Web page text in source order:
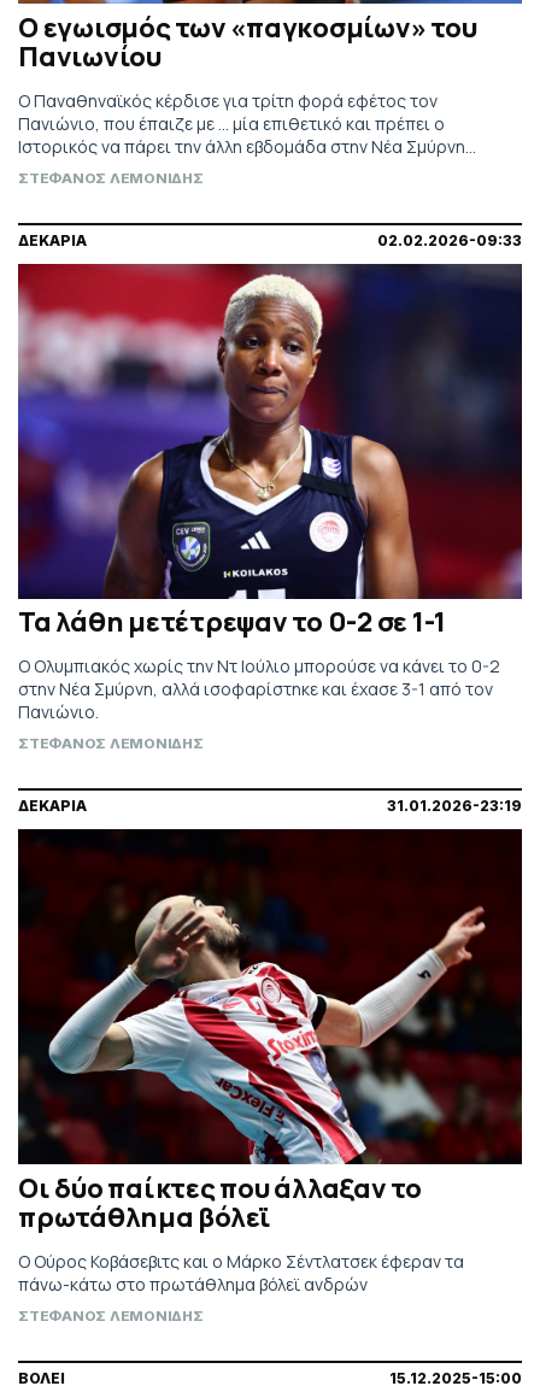
Ο εγωισμός των «παγκοσμίων» του
Πανιωνίου
O Παναθηναϊκός κέρδισε για τρίτη φορά εφέτος τον
Πανιώνιο, που έπαιζε με ... μία επιθετικό και πρέπει ο
Ιστορικός να πάρει την άλλη εβδομάδα στην Νέα Σμύρνη
τέσσερα σετ για να φτάσει στον τελικό του Τσάλεντζ Καπ.
ΣΤΕΦΑΝΟΣ ΛΕΜΟΝΙΔΗΣ
ΔΕΚΑΡΙΑ 02.02.2026-09:33
Τα λάθη μετέτρεψαν το 0-2 σε 1-1
Ο Ολυμπιακός χωρίς την Ντ Ιούλιο μπορούσε να κάνει το 0-2
στην Νέα Σμύρνη, αλλά ισοφαρίστηκε και έχασε 3-1 από τον
Πανιώνιο.
ΣΤΕΦΑΝΟΣ ΛΕΜΟΝΙΔΗΣ
ΔΕΚΑΡΙΑ 31.01.2026-23:19
Οι δύο παίκτες που άλλαξαν το
πρωτάθλημα βόλεϊ
Ο Ούρος Κοβάσεβιτς και ο Μάρκο Σέντλατσεκ έφεραν τα
πάνω-κάτω στο πρωτάθλημα βόλεϊ ανδρών
ΣΤΕΦΑΝΟΣ ΛΕΜΟΝΙΔΗΣ
ΒΟΛΕΙ 15.12.2025-15:00